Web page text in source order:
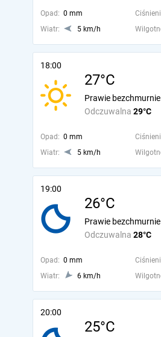
Opad: 0 mm
Wiatr:
5 km/h
18:00
27°C
Odczuwalna 29°C
Prawie bezchmurnie
Opad: 0 mm
Wiatr:
5 km/h
19:00
26°C
Odczuwalna 28°C
Prawie bezchmurnie
Opad: 0 mm
Wiatr:
6 km/h
20:00
25°C